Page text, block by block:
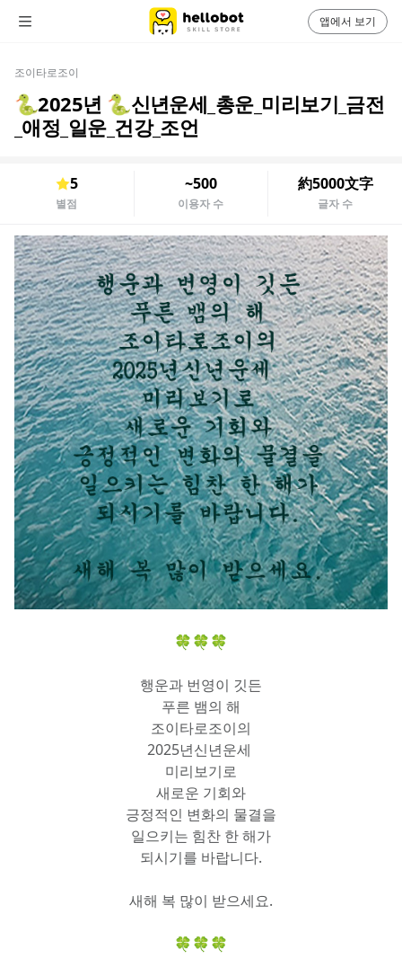
조이타로조이
🐍2025년 🐍신년운세_총운_미리보기_금전
_애정_일운_건강_조언
5
별점
~500
이용자 수
約5000文字
글자 수
🍀🍀🍀
행운과 번영이 깃든
푸른 뱀의 해
조이타로조이의
2025년신년운세
미리보기로
새로운 기회와
긍정적인 변화의 물결을
일으키는 힘찬 한 해가
되시기를 바랍니다.
새해 복 많이 받으세요.
🍀🍀🍀
앱에서 보기